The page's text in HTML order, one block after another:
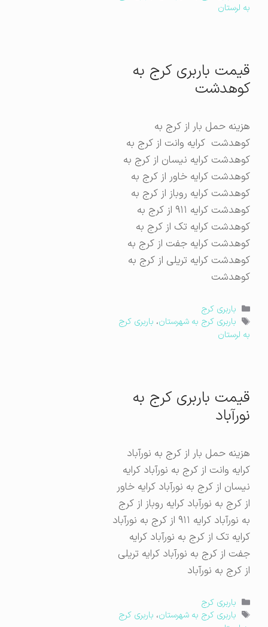
به لرستان
قیمت باربری کرج به
کوهدشت
هزینه حمل بار از کرج به
کوهدشت کرایه وانت از کرج به
کوهدشت کرایه نیسان از کرج به
کوهدشت کرایه خاور از کرج به
کوهدشت کرایه روباز از کرج به
کوهدشت کرایه ۹۱۱ از کرج به
کوهدشت کرایه تک از کرج به
کوهدشت کرایه جفت از کرج به
کوهدشت کرایه تریلی از کرج به
کوهدشت
دسته‌ها
باربری کرج
برچسب‌ها
باربری کرج به شهرستان،باربری کرج
به لرستان
قیمت باربری کرج به
نورآباد
هزینه حمل بار از کرج به نورآباد
کرایه وانت از کرج به نورآباد کرایه
نیسان از کرج به نورآباد کرایه خاور
از کرج به نورآباد کرایه روباز از کرج
به نورآباد کرایه ۹۱۱ از کرج به نورآباد
کرایه تک از کرج به نورآباد کرایه
جفت از کرج به نورآباد کرایه تریلی
از کرج به نورآباد
دسته‌ها
باربری کرج
برچسب‌ها
باربری کرج به شهرستان،باربری کرج